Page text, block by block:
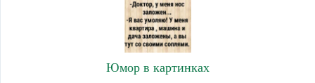
Юмор в картинках